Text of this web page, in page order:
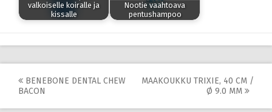
valkoiselle koiralle ja
kissalle
Nootie vaahtoava
pentushampoo
Post
BENEBONE DENTAL CHEW
BACON
MAAKOUKKU TRIXIE, 40 CM /
Ø 9.0 MM